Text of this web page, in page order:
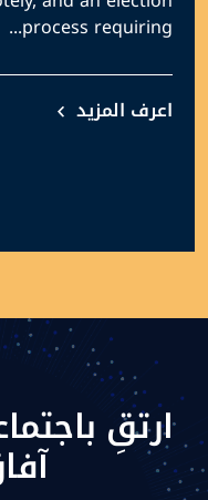
process requiring...
اعرف المزيد
ارتقِ